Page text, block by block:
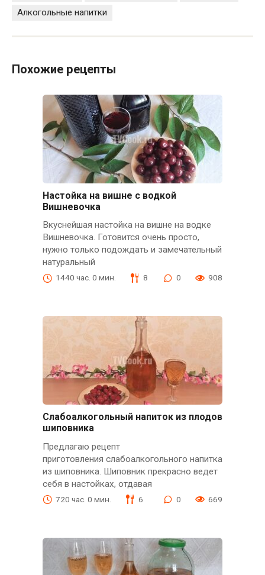
Алкогольные напитки
Похожие рецепты
Настойка на вишне с водкой
Вишневочка
Вкуснейшая настойка на вишне на водке
Вишневочка. Готовится очень просто,
нужно только подождать и замечательный
натуральный
1440 час. 0 мин. 8 0 908
Слабоалкогольный напиток из плодов
шиповника
Предлагаю рецепт
приготовления слабоалкогольного напитка
из шиповника. Шиповник прекрасно ведет
себя в настойках, отдавая
720 час. 0 мин. 6 0 669